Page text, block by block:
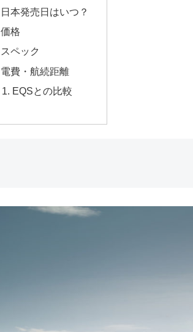
日本発売日はいつ？
価格
スペック
電費・航続距離
EQSとの比較